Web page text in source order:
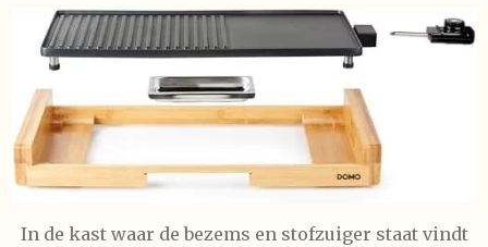
In de kast waar de bezems en stofzuiger staat vindt